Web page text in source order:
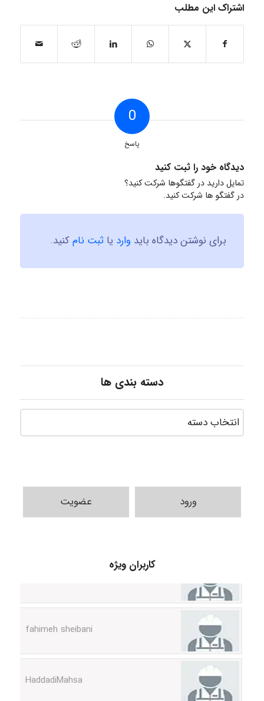
اشتراک این مطلب
0
پاسخ
دیدگاه خود را ثبت کنید
تمایل دارید در گفتگوها شرکت کنید؟
در گفتگو ها شرکت کنید.
برای نوشتن دیدگاه باید وارد یا ثبت نامکنید.
دسته بندی ها
ورود عضویت
کاربران ویژه